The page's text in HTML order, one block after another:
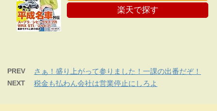
楽天で探す
PREV さぁ！盛り上がって参りました！一課の出番だぞ！
NEXT 税金も払わん会社は営業停止にしろよ